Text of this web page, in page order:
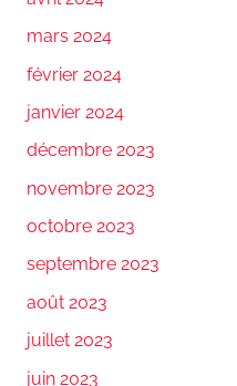
mars 2024
février 2024
janvier 2024
décembre 2023
novembre 2023
octobre 2023
septembre 2023
août 2023
juillet 2023
juin 2023